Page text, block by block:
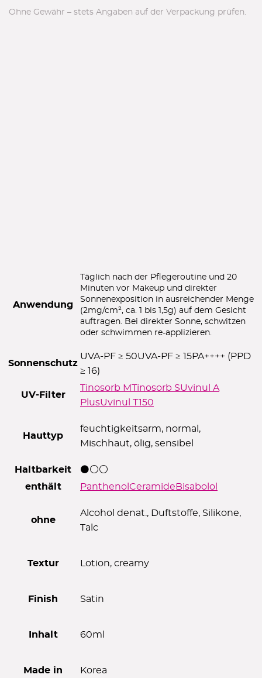
Ohne Gewähr – stets Angaben auf der Verpackung prüfen.
Anwendung
Täglich nach der Pflegeroutine und 20
Minuten vor Makeup und direkter
Sonnenexposition in ausreichender Menge
(2mg/cm², ca. 1 bis 1,5g) auf dem Gesicht
auftragen. Bei direkter Sonne, schwitzen
oder schwimmen re-applizieren.
Sonnenschutz
UVA-PF ≥ 50UVA-PF ≥ 15PA++++ (PPD
≥ 16)
UV-Filter
Tinosorb MTinosorb SUvinul A
PlusUvinul T150
Hauttyp
feuchtigkeitsarm, normal,
Mischhaut, ölig, sensibel
Haltbarkeit
⚫⚪⚪
enthält
Panthenol Ceramide Bisabolol
ohne
Alcohol denat., Duftstoffe, Silikone,
Talc
Textur Lotion, creamy
Finish Satin
Inhalt 60ml
Made in Korea